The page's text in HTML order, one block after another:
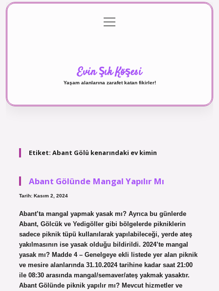
Gizlilik Politikası
menüyü
aç
Evin Şık Köşesi
Yaşam alanlarına zarafet katan fikirler!
Etiket: Abant Gölü kenarındaki ev kimin
Abant Gölünde Mangal Yapılır Mı
Tarih: Kasım 2, 2024
Abant’ta mangal yapmak yasak mı? Ayrıca bu günlerde
Abant, Gölcük ve Yedigöller gibi bölgelerde pikniklerin
sadece piknik tüpü kullanılarak yapılabileceği, yerde ateş
yakılmasının ise yasak olduğu bildirildi. 2024’te mangal
yasak mı? Madde 4 – Genelgeye ekli listede yer alan piknik
ve mesire alanlarında 31.10.2024 tarihine kadar saat 21:00
ile 08:30 arasında mangal/semaver/ateş yakmak yasaktır.
Abant Gölünde piknik yapılır mı? Mevcut hizmetler ve